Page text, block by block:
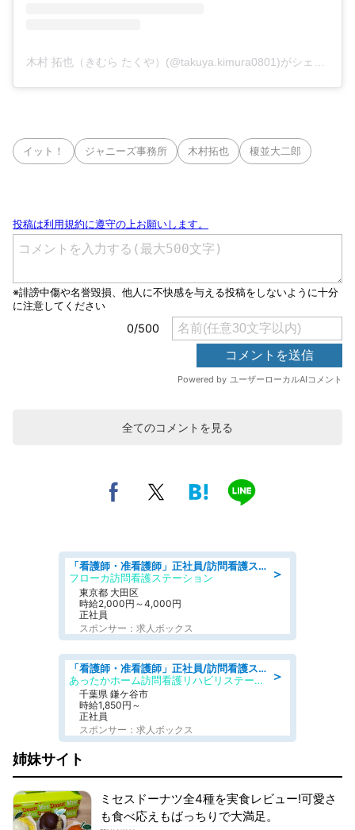
イット！ ジャニーズ事務所 木村拓也 榎並大二郎
全てのコメントを見る
＞
「看護師・准看護師」正社員/訪問看護ステーション/正看護師
フローカ訪問看護ステーション
東京都 大田区
時給2,000円～4,000円
正社員
スポンサー：求人ボックス
＞
「看護師・准看護師」正社員/訪問看護ステーション/正看護師
あったかホーム訪問看護リハビリステーション
千葉県 鎌ケ谷市
時給1,850円～
正社員
スポンサー：求人ボックス
姉妹サイト
ミセスドーナツ全4種を実食レビュー!可愛さ
も食べ応えもばっちりで大満足。